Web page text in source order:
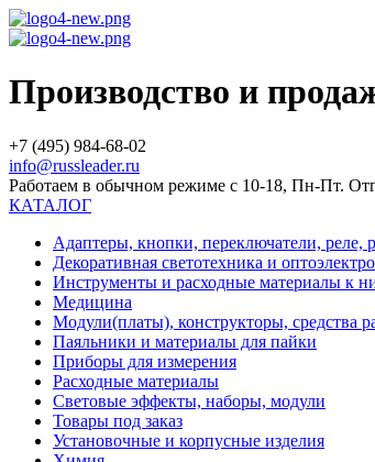
Производство и
+7 (495) 984-68-02
info@russleader.ru
Работаем в обычном режиме с 10-18, Пн-Пт.
КАТАЛОГ
Адаптеры, кнопки, переключатели, реле,
Декоративная светотехника и
Инструменты и расходные материалы к
Медицина
Модули(платы), конструкторы, средства
Паяльники и материалы для пайки
Приборы для измерения
Расходные материалы
Световые эффекты, наборы, модули
Товары под заказ
Установочные и корпусные изделия